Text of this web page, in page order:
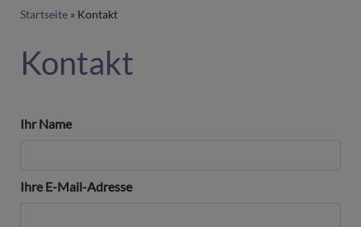
Breadcrumb
Startseite Kontakt
Kontakt
Ihr Name
Ihre E-Mail-Adresse